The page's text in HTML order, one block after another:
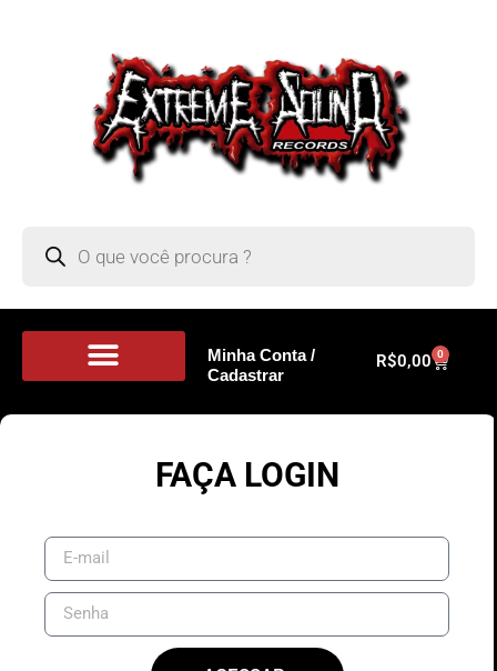
Minha Conta /
Cadastrar
R$0,00 0
FAÇA LOGIN